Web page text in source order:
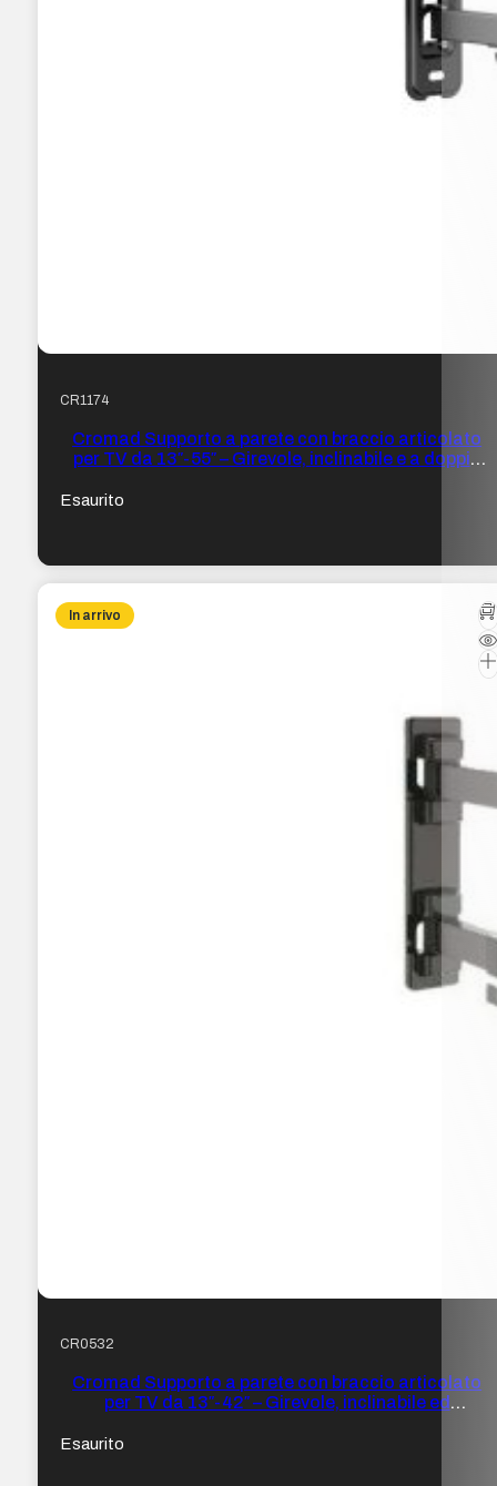
CR1174
Cromad Supporto a parete con braccio articolato
per TV da 13″-55″ – Girevole, inclinabile e a doppia
Esaurito
In arrivo
CR0532
Cromad Supporto a parete con braccio articolato
per TV da 13″-42″ – Girevole, inclinabile ed
Esaurito